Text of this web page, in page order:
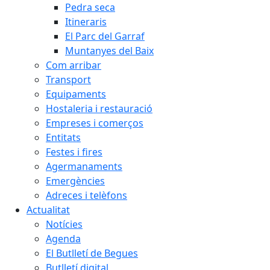
Pedra seca
Itineraris
El Parc del Garraf
Muntanyes del Baix
Com arribar
Transport
Equipaments
Hostaleria i restauració
Empreses i comerços
Entitats
Festes i fires
Agermanaments
Emergències
Adreces i telèfons
Actualitat
Notícies
Agenda
El Butlletí de Begues